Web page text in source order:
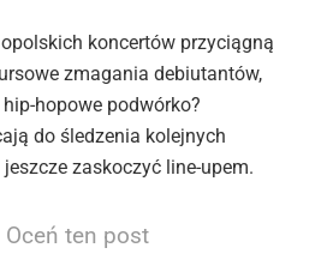
koncertów przyciągną
zmagania debiutantów,
hopowe podwórko?
do śledzenia kolejnych
zaskoczyć line-upem.
Oceń ten post